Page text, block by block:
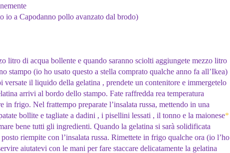
io a Capodanno pollo avanzato dal brodo)
litro di acqua bollente e quando saranno sciolti aggiungete mezzo litro
stampo (io ho usato questo a stella comprato qualche anno fa all’Ikea)
versate il liquido della gelatina , prendete un contenitore e immergetelo
arrivi al bordo dello stampo. Fate raffredda rea temperatura
in frigo. Nel frattempo preparate l’insalata russa, mettendo in una
bollite e tagliate a dadini , i pisellini lessati , il tonno e la maionese*
bene tutti gli ingredienti. Quando la gelatina si sarà solidificata
riempite con l’insalata russa. Rimettete in frigo qualche ora (io l’ho
aiutatevi con le mani per fare staccare delicatamente la gelatina